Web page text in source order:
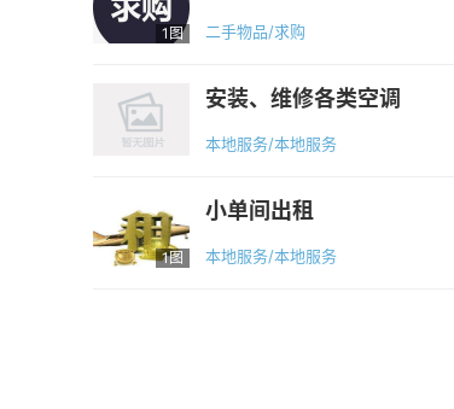
1图 二手物品/求购
安装、维修各类空调
本地服务/本地服务
1图
小单间出租
本地服务/本地服务